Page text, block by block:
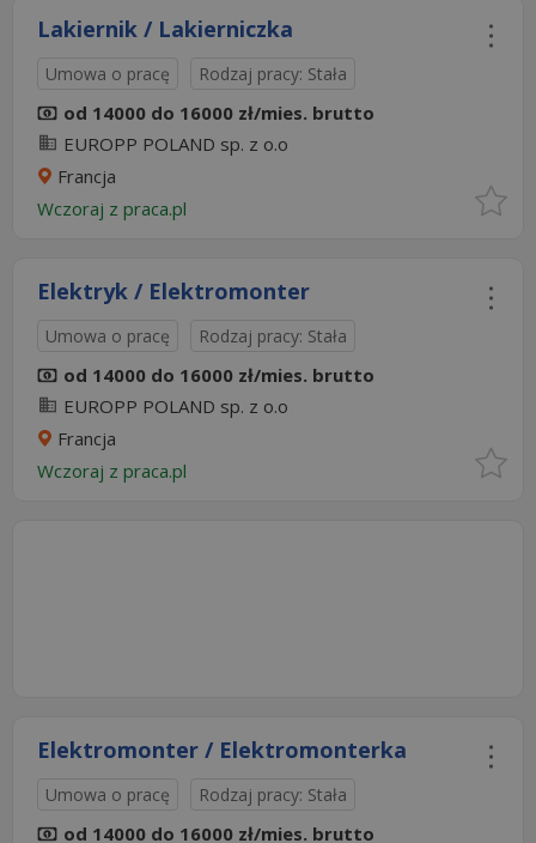
Lakiernik / Lakierniczka
Umowa o pracę Rodzaj pracy: Stała
od 14000 do 16000 zł/mies. brutto
EUROPP POLAND sp. z o.o
Francja
Wczoraj z praca.pl
Elektryk / Elektromonter
Umowa o pracę Rodzaj pracy: Stała
od 14000 do 16000 zł/mies. brutto
EUROPP POLAND sp. z o.o
Francja
Wczoraj z praca.pl
Elektromonter / Elektromonterka
Umowa o pracę Rodzaj pracy: Stała
od 14000 do 16000 zł/mies. brutto